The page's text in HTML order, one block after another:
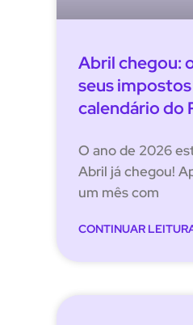
Abril chegou:
seus
calendário do
O ano de 2026
Abril já chegou!
um mês com
CONTINUAR